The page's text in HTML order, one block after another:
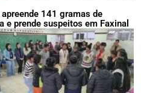
apreende 141 gramas de
e prende suspeitos em Faxinal